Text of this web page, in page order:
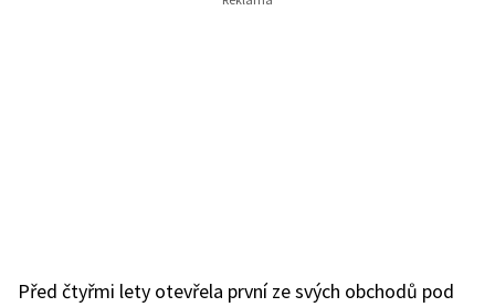
Před čtyřmi lety otevřela první ze svých obchodů pod